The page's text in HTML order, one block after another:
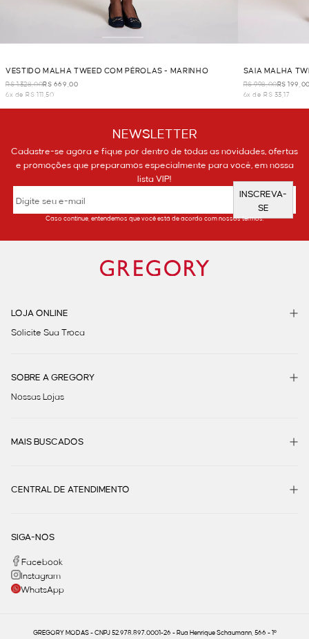
VESTIDO MALHA TWEED COM PÉROLAS - MARINHO
R$ 1.328,00R$ 669,00
6x de R$ 111,50
SAIA MALHA
R$ 998,00R$
6x de R$ 33,17
NEWSLETTER
Cadastre-se agora e fique por dentro de todas as novidades, ofertas
e promoções que preparamos especialmente para você, em nossa
lista VIP!
INSCREVA-
SE
Caso continue, entendemos que você está de acordo com nossos termos.
LOJA ONLINE
Solicite Sua Troca
SOBRE A GREGORY
Nossas Lojas
MAIS BUSCADOS
CENTRAL DE ATENDIMENTO
SIGA-NOS
Facebook
Instagram
WhatsApp
GREGORY MODAS - CNPJ 52.978.897.0001-26 - Rua Henrique Schaumann, 566 - 1º